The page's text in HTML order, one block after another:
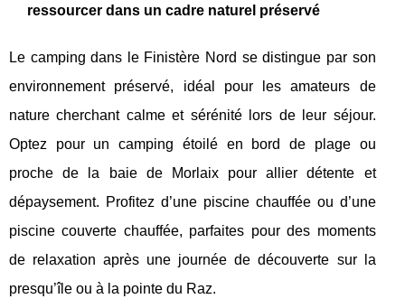
ressourcer dans un cadre naturel préservé
Le camping dans le Finistère Nord se distingue par son
environnement préservé, idéal pour les amateurs de
nature cherchant calme et sérénité lors de leur séjour.
Optez pour un camping étoilé en bord de plage ou
proche de la baie de Morlaix pour allier détente et
dépaysement. Profitez d’une piscine chauffée ou d’une
piscine couverte chauffée, parfaites pour des moments
de relaxation après une journée de découverte sur la
presqu’île ou à la pointe du Raz.